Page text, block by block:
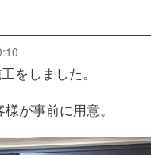
をしました。
が事前に用意。